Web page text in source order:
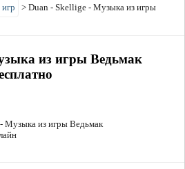
> Duan - Skellige - Музыка из игры
из игры Ведьмак
Музыка из игры Ведьмак